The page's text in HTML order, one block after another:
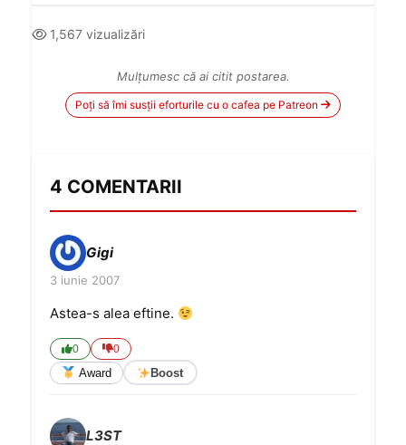
1,567 vizualizări
Mulțumesc că ai citit postarea.
Poți să îmi susții eforturile cu o cafea pe Patreon
4 COMENTARII
Gigi
3 iunie 2007
Astea-s alea eftine.
0 0
Award Boost
L3ST